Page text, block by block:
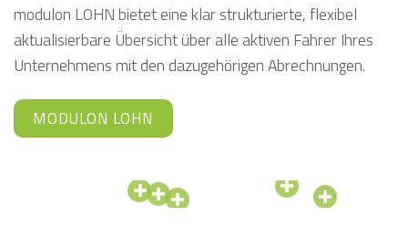
modulon LOHN bietet eine klar strukturierte, flexibel
aktualisierbare Übersicht über alle aktiven Fahrer Ihres
Unternehmens mit den dazugehörigen Abrechnungen.
MODULON LOHN